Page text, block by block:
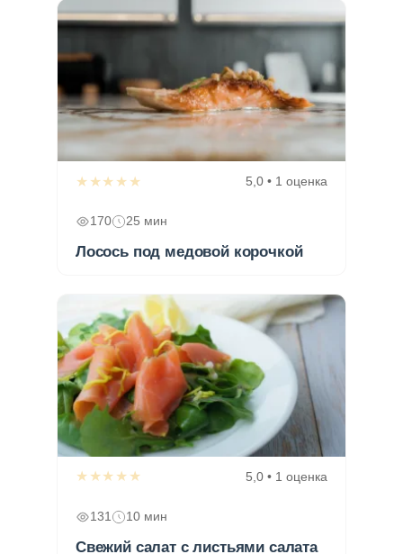
★★★★★ 5,0 • 1 оценка
170 25 мин
Лосось под медовой корочкой
★★★★★ 5,0 • 1 оценка
131 10 мин
Свежий салат с листьями салата